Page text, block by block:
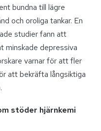
bundna till lägre
och oroliga tankar. En
studier fann att
minskade depressiva
varnar för att fler
att bekräfta långsiktiga
stöder hjärnkemi